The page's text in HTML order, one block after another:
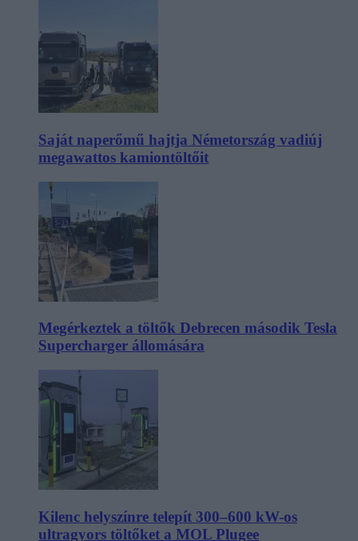
Saját naperőmű hajtja Németország vadiúj
megawattos kamiontöltőit
Megérkeztek a töltők Debrecen második Tesla
Supercharger állomására
Kilenc helyszínre telepít 300–600 kW-os
ultragyors töltőket a MOL Plugee